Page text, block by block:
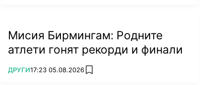
Мисия Бирмингам: Родните
атлети гонят рекорди и финали
ПОВЕЧЕ ОТ
ДРУГИ17:23 05.08.2026 add favorites